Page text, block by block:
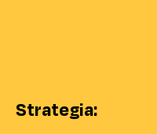
Strategia: